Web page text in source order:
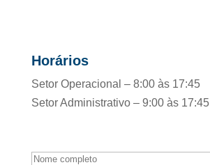
Horários
Setor Operacional – 8:00 às 17:45
Setor Administrativo – 9:00 às 17:45